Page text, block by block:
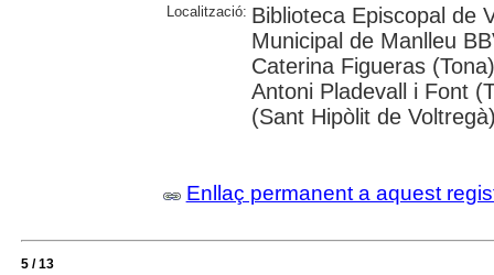
Localització: Biblioteca Episcopal de
Municipal de Manlleu
Caterina Figueras
Antoni Pladevall i Font
(Sant Hipòlit de
Enllaç permanent a aquest
5 / 13